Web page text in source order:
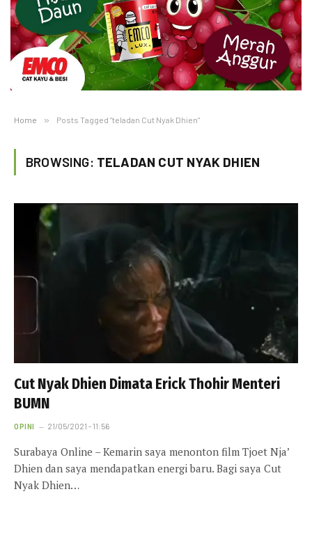
Home » Posts Tagged "teladan Cut Nyak Dhien"
BROWSING: TELADAN CUT NYAK DHIEN
Cut Nyak Dhien Dimata Erick Thohir Menteri
BUMN
OPINI 21/05/2021 - 11:56
Surabaya Online – Kemarin saya menonton film Tjoet Nja’
Dhien dan saya mendapatkan energi baru. Bagi saya Cut
Nyak Dhien…